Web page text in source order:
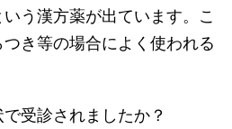
う漢方薬が出ています。こ
き等の場合によく使われる
受診されましたか？